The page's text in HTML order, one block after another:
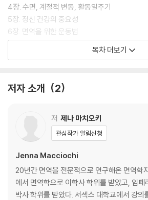
뼛속 깊이 일깨워주었다. 면역을 바라보는 과학
실한 때 『면역의 힘』으로 분별력을 길러보시길.
4장. 수면, 계절적 변동, 활동일주기
5장. 정신 건강의 중요성
6장. 면역을 위한 운동법
7장. 면역력을 높이는 영양 가이드
목차 더보기
저자 소개 2
저 제나 마치오키
관심작가 알림신청
Jenna Macciochi
20년간 면역을 전문적으로 연구해온 면역학
에서 면역학으로 이학사 학위를 받았고, 임페
박사 학위를 받았다. 서섹스 대학교에서 강의